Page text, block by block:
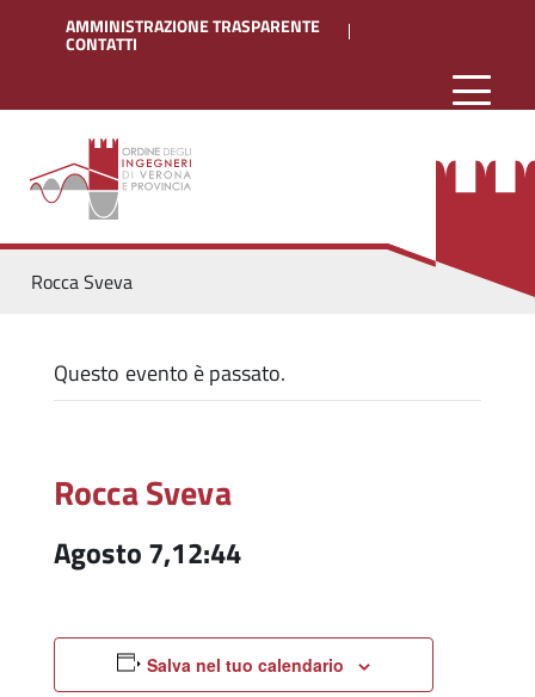
AMMINISTRAZIONE TRASPARENTE
CONTATTI
Rocca Sveva
Questo evento è passato.
Rocca Sveva
Agosto 7,12:44
Salva nel tuo calendario